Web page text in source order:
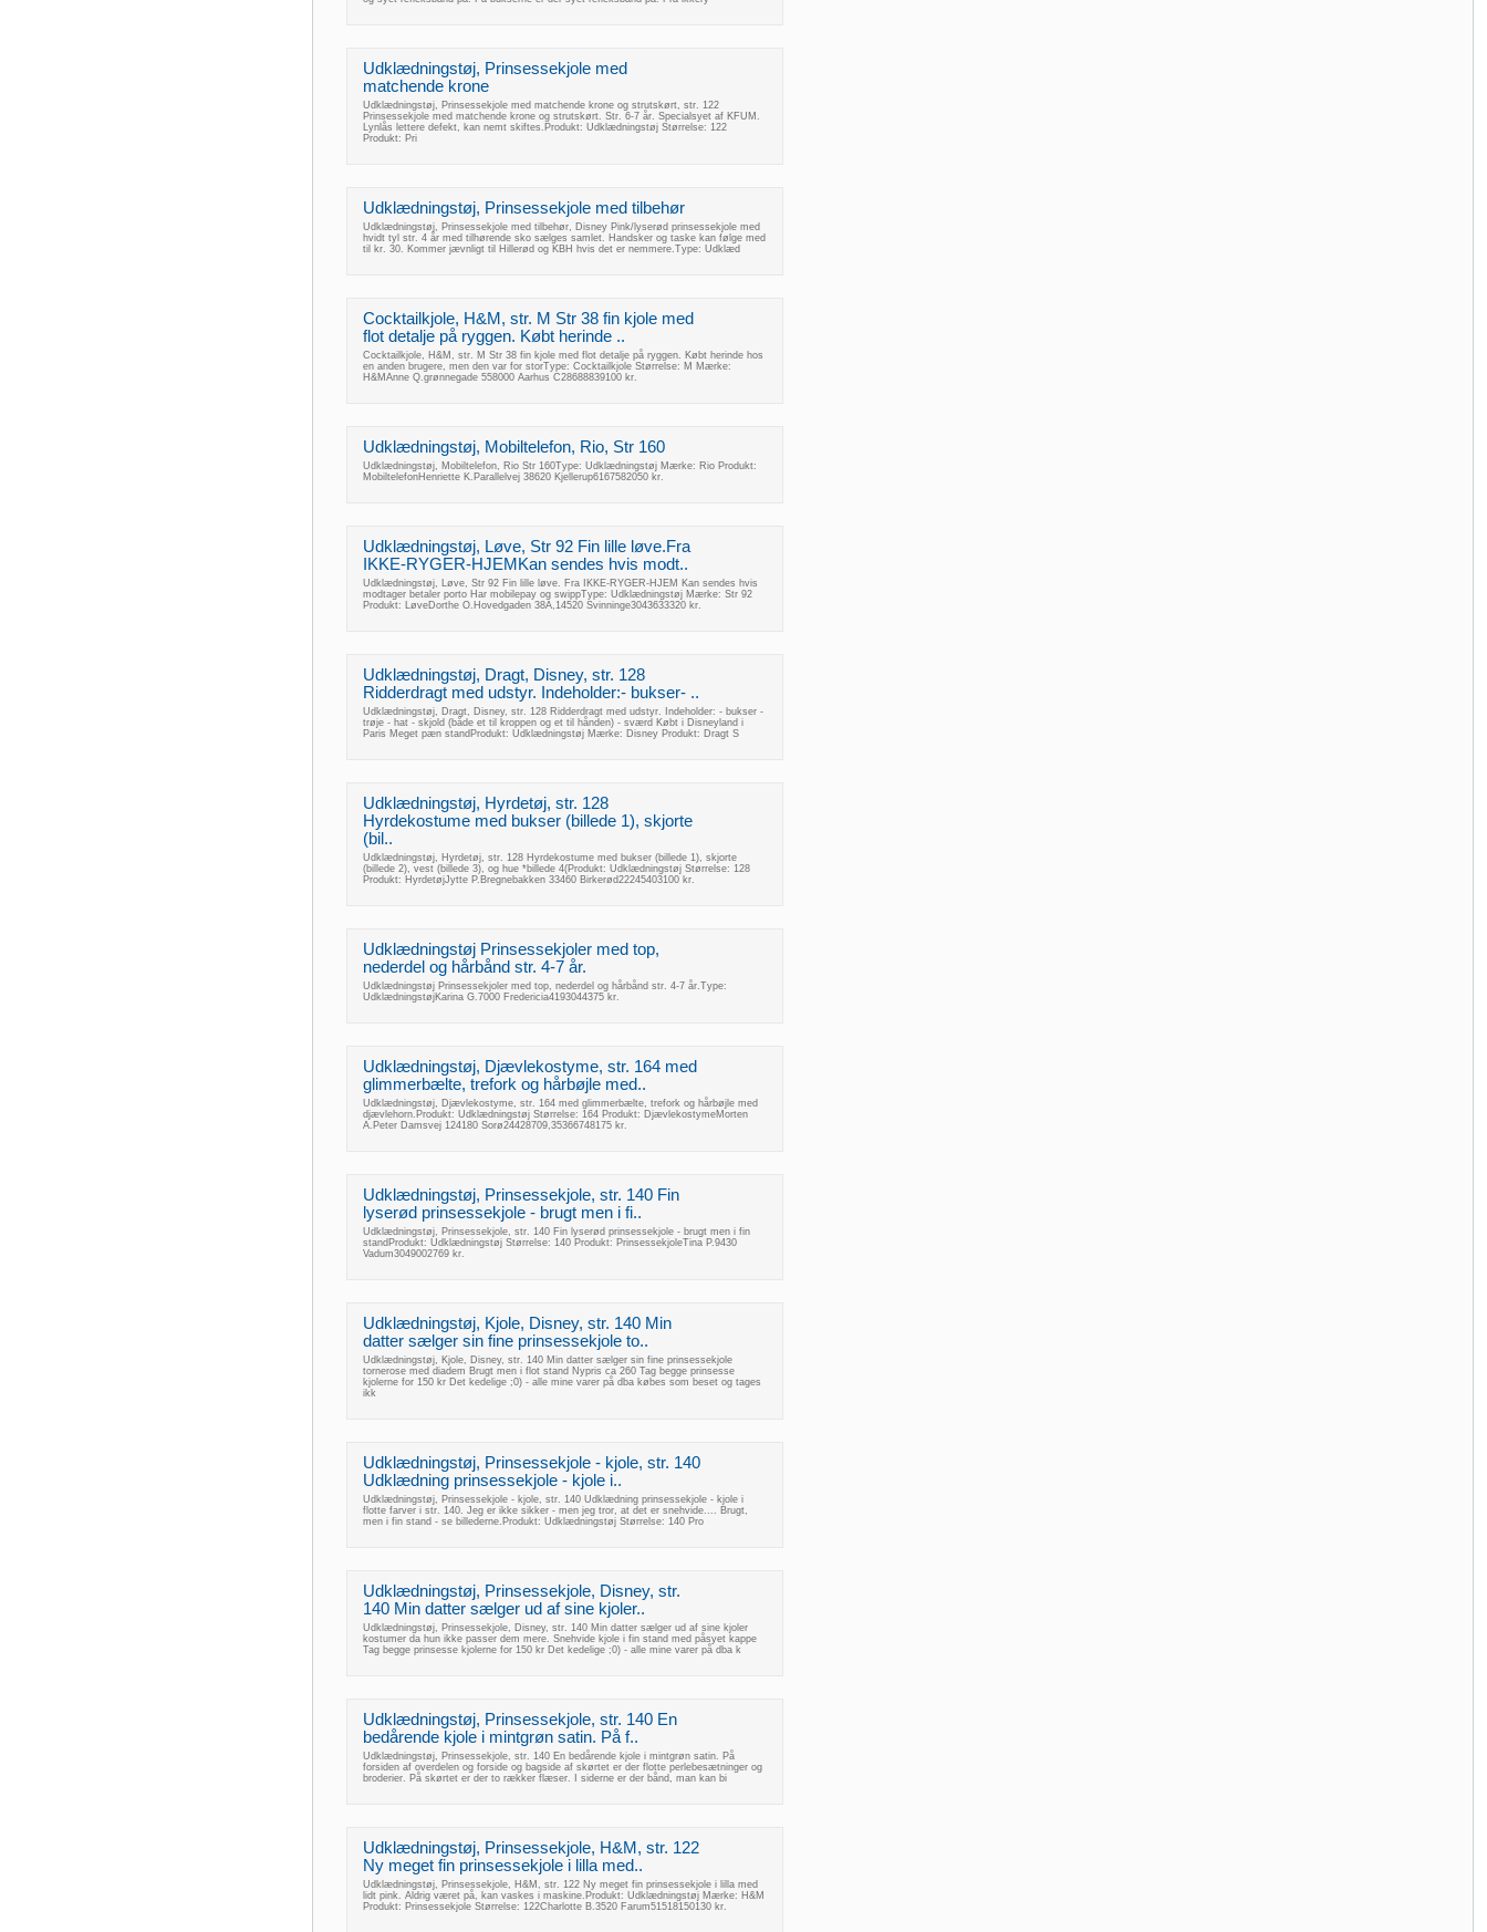
Udklædningstøj, Prinsessekjole med
matchende krone
Udklædningstøj, Prinsessekjole med matchende krone og strutskørt, str. 122
Prinsessekjole med matchende krone og strutskørt. Str. 6-7 år. Specialsyet af KFUM.
Lynlås lettere defekt, kan nemt skiftes.Produkt: Udklædningstøj Størrelse: 122
Produkt: Pri
Udklædningstøj, Prinsessekjole med tilbehør
Udklædningstøj, Prinsessekjole med tilbehør, Disney Pink/lyserød prinsessekjole med
hvidt tyl str. 4 år med tilhørende sko sælges samlet. Handsker og taske kan følge med
til kr. 30. Kommer jævnligt til Hillerød og KBH hvis det er nemmere.Type: Udklæd
Cocktailkjole, H&M, str. M Str 38 fin kjole med
flot detalje på ryggen. Købt herinde ..
Cocktailkjole, H&M, str. M Str 38 fin kjole med flot detalje på ryggen. Købt herinde hos
en anden brugere, men den var for storType: Cocktailkjole Størrelse: M Mærke:
H&MAnne Q.grønnegade 558000 Aarhus C28688839100 kr.
Udklædningstøj, Mobiltelefon, Rio, Str 160
Udklædningstøj, Mobiltelefon, Rio Str 160Type: Udklædningstøj Mærke: Rio Produkt:
MobiltelefonHenriette K.Parallelvej 38620 Kjellerup6167582050 kr.
Udklædningstøj, Løve, Str 92 Fin lille løve.Fra
IKKE-RYGER-HJEMKan sendes hvis modt..
Udklædningstøj, Løve, Str 92 Fin lille løve. Fra IKKE-RYGER-HJEM Kan sendes hvis
modtager betaler porto Har mobilepay og swippType: Udklædningstøj Mærke: Str 92
Produkt: LøveDorthe O.Hovedgaden 38A,14520 Svinninge3043633320 kr.
Udklædningstøj, Dragt, Disney, str. 128
Ridderdragt med udstyr. Indeholder:- bukser- ..
Udklædningstøj, Dragt, Disney, str. 128 Ridderdragt med udstyr. Indeholder: - bukser -
trøje - hat - skjold (både et til kroppen og et til hånden) - sværd Købt i Disneyland i
Paris Meget pæn standProdukt: Udklædningstøj Mærke: Disney Produkt: Dragt S
Udklædningstøj, Hyrdetøj, str. 128
Hyrdekostume med bukser (billede 1), skjorte
(bil..
Udklædningstøj, Hyrdetøj, str. 128 Hyrdekostume med bukser (billede 1), skjorte
(billede 2), vest (billede 3), og hue *billede 4(Produkt: Udklædningstøj Størrelse: 128
Produkt: HyrdetøjJytte P.Bregnebakken 33460 Birkerød22245403100 kr.
Udklædningstøj Prinsessekjoler med top,
nederdel og hårbånd str. 4-7 år.
Udklædningstøj Prinsessekjoler med top, nederdel og hårbånd str. 4-7 år.Type:
UdklædningstøjKarina G.7000 Fredericia4193044375 kr.
Udklædningstøj, Djævlekostyme, str. 164 med
glimmerbælte, trefork og hårbøjle med..
Udklædningstøj, Djævlekostyme, str. 164 med glimmerbælte, trefork og hårbøjle med
djævlehorn.Produkt: Udklædningstøj Størrelse: 164 Produkt: DjævlekostymeMorten
A.Peter Damsvej 124180 Sorø24428709,35366748175 kr.
Udklædningstøj, Prinsessekjole, str. 140 Fin
lyserød prinsessekjole - brugt men i fi..
Udklædningstøj, Prinsessekjole, str. 140 Fin lyserød prinsessekjole - brugt men i fin
standProdukt: Udklædningstøj Størrelse: 140 Produkt: PrinsessekjoleTina P.9430
Vadum3049002769 kr.
Udklædningstøj, Kjole, Disney, str. 140 Min
datter sælger sin fine prinsessekjole to..
Udklædningstøj, Kjole, Disney, str. 140 Min datter sælger sin fine prinsessekjole
tornerose med diadem Brugt men i flot stand Nypris ca 260 Tag begge prinsesse
kjolerne for 150 kr Det kedelige ;0) - alle mine varer på dba købes som beset og tages
ikk
Udklædningstøj, Prinsessekjole - kjole, str. 140
Udklædning prinsessekjole - kjole i..
Udklædningstøj, Prinsessekjole - kjole, str. 140 Udklædning prinsessekjole - kjole i
flotte farver i str. 140. Jeg er ikke sikker - men jeg tror, at det er snehvide.... Brugt,
men i fin stand - se billederne.Produkt: Udklædningstøj Størrelse: 140 Pro
Udklædningstøj, Prinsessekjole, Disney, str.
140 Min datter sælger ud af sine kjoler..
Udklædningstøj, Prinsessekjole, Disney, str. 140 Min datter sælger ud af sine kjoler
kostumer da hun ikke passer dem mere. Snehvide kjole i fin stand med påsyet kappe
Tag begge prinsesse kjolerne for 150 kr Det kedelige ;0) - alle mine varer på dba k
Udklædningstøj, Prinsessekjole, str. 140 En
bedårende kjole i mintgrøn satin. På f..
Udklædningstøj, Prinsessekjole, str. 140 En bedårende kjole i mintgrøn satin. På
forsiden af overdelen og forside og bagside af skørtet er der flotte perlebesætninger og
broderier. På skørtet er der to rækker flæser. I siderne er der bånd, man kan bi
Udklædningstøj, Prinsessekjole, H&M, str. 122
Ny meget fin prinsessekjole i lilla med..
Udklædningstøj, Prinsessekjole, H&M, str. 122 Ny meget fin prinsessekjole i lilla med
lidt pink. Aldrig været på, kan vaskes i maskine.Produkt: Udklædningstøj Mærke: H&M
Produkt: Prinsessekjole Størrelse: 122Charlotte B.3520 Farum51518150130 kr.